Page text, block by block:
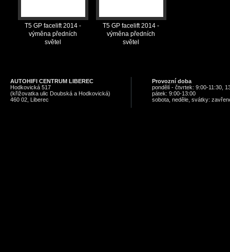
T5 GP facelift 2014 -
výměna předních
světel
T5 GP facelift 2014 -
výměna předních
světel
AUTOHIFI CENTRUM LIBEREC
Hodkovická 517
(křižovatka ulic Doubská a Hodkovická)
460 02, Liberec
Provozní doba
pondělí - čtvrtek: 9:00-11:30,
pátek: 9:00-13:00
sobota, neděle, svátky: